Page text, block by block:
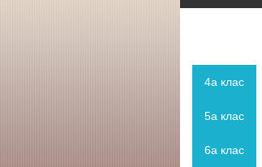
4а клас
5а клас
6а клас